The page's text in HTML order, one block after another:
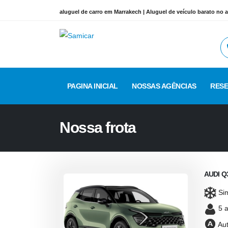
aluguel de carro em Marrakech | Aluguel de veículo barato no
PAGINA INICIAL NOSSAS AGÊNCIAS
Nossa frota
AUDI
5